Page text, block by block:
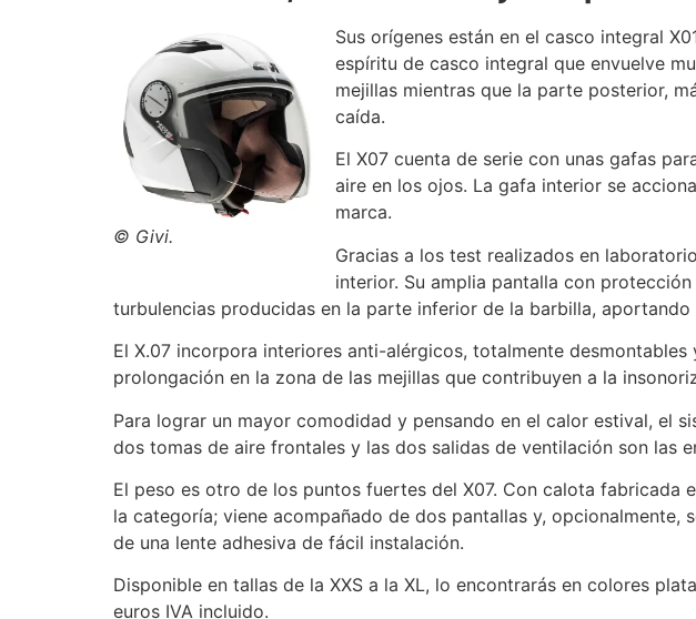
© Givi.
Sus orígenes están en el casco integral
espíritu de casco integral que envuelve
mejillas mientras que la parte posterior,
caída.
El X07 cuenta de serie con unas gafas
aire en los ojos. La gafa interior se
marca.
Gracias a los test realizados en
interior. Su amplia pantalla con
turbulencias producidas en la parte inferior de la barbilla,
El X.07 incorpora interiores anti-alérgicos, totalmente
prolongación en la zona de las mejillas que contribuyen a la
Para lograr un mayor comodidad y pensando en el calor estival, el
dos tomas de aire frontales y las dos salidas de ventilación son las
El peso es otro de los puntos fuertes del X07. Con calota fabricada
la categoría; viene acompañado de dos pantallas y,
de una lente adhesiva de fácil instalación.
Disponible en tallas de la XXS a la XL, lo encontrarás en colores
euros IVA incluido.